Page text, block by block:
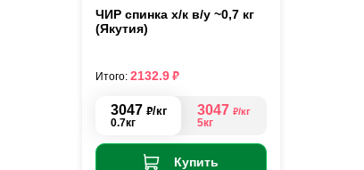
ЧИР спинка х/к в/у ~0,7 кг
(Якутия)
3047 ₽/кг
0.7кг
3047 ₽/кг
5кг
Купить
Итого: 2132.9₽